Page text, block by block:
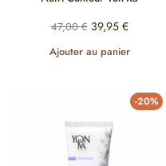
47,00€ 39,95 €
Ajouter au panier
-20%